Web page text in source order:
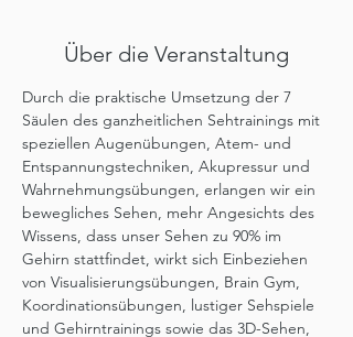
Über die Veranstaltung
Durch die praktische Umsetzung der 7
Säulen des ganzheitlichen Sehtrainings mit
speziellen Augenübungen, Atem- und
Entspannungstechniken, Akupressur und
Wahrnehmungsübungen, erlangen wir ein
bewegliches Sehen, mehr Angesichts des
Wissens, dass unser Sehen zu 90% im
Gehirn stattfindet, wirkt sich Einbeziehen
von Visualisierungsübungen, Brain Gym,
Koordinationsübungen, lustiger Sehspiele
und Gehirntrainings sowie das 3D-Sehen,